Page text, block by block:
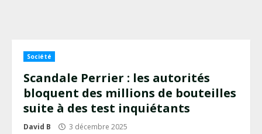
Société
Scandale Perrier : les autorités
bloquent des millions de bouteilles
suite à des test inquiétants
David B 3 décembre 2025